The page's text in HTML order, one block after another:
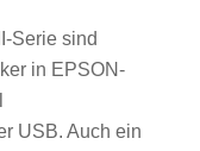
Serie sind
in EPSON-
USB. Auch ein